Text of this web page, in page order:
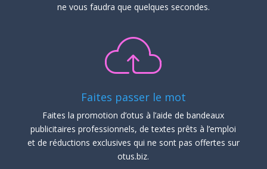
ne vous faudra que quelques secondes.
Faites passer le mot
Faites la promotion d’otus à l’aide de bandeaux
publicitaires professionnels, de textes prêts à l’emploi
et de réductions exclusives qui ne sont pas offertes sur
otus.biz.